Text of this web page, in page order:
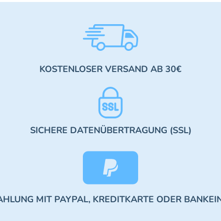
KOSTENLOSER VERSAND AB 30€
SICHERE DATENÜBERTRAGUNG (SSL)
MIT PAYPAL, KREDITKARTE ODER